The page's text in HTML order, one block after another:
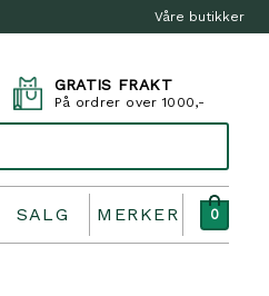
Våre butikker
GRATIS FRAKT
På ordrer over 1000,-
SALG MERKER 0